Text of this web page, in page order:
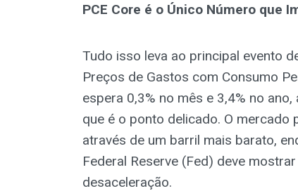
PCE Core é o Único Número que
Tudo isso leva ao principal evento
Preços de Gastos com Consumo
espera 0,3% no mês e 3,4% no
que é o ponto delicado. O
através de um barril mais barato,
Federal Reserve (Fed) deve
desaceleração.